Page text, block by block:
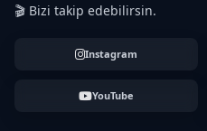
🎬 Bizi takip edebilirsin.
Instagram
YouTube